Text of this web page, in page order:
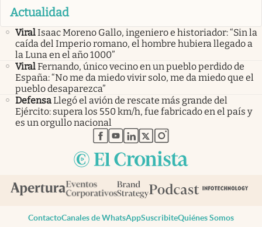
Actualidad
ViralIsaac Moreno Gallo, ingeniero e historiador: “Sin la
caída del Imperio romano, el hombre hubiera llegado a
la Luna en el año 1000”
ViralFernando, único vecino en un pueblo perdido de
España: “No me da miedo vivir solo, me da miedo que el
pueblo desaparezca”
DefensaLlegó el avión de rescate más grande del
Ejército: supera los 550 km/h, fue fabricado en el país y
es un orgullo nacional
abre en nueva pestaña
abre en nueva pestaña
abre en nueva pestaña
abre en nueva pestaña
abre en nueva pestaña
ContactoCanales de WhatsAppSuscribiteQuiénes Somos